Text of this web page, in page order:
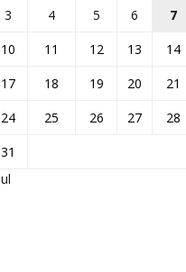
3 4 5 6 7
10
11 12 13 14
17
18 19 20 21
24
25 26 27 28
31